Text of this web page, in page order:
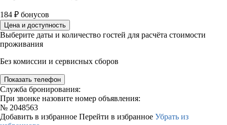
184 ₽ бонусов
Цена и доступность
Выберите даты и количество гостей для расчёта стоимости
проживания
Без комиссии и сервисных сборов
Показать телефон
Служба бронирования:
При звонке назовите номер объявления:
№ 2048563
Добавить в избранное Перейти в избранное Убрать из